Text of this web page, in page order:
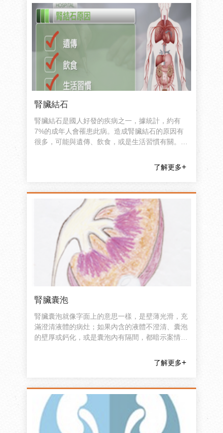
腎臟結石
腎臟結石是國人好發的疾病之一，據統計，約有
7%的成年人會罹患此病。造成腎臟結石的原因有
很多，可能與遺傳、飲食，或是生活習慣有關。絕
地排出體外；少數的結石會因變得太大而無法自行
了解更多
腎臟囊泡
腎臟囊泡就像字面上的意思一樣，是壁薄光滑，充
滿澄清液體的病灶；如果內含的液體不澄清、囊泡
的壁厚或鈣化，或是囊泡內有隔間，都暗示案情並
了解更多